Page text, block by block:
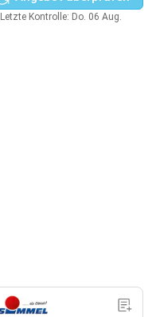
Letzte Kontrolle: Do. 06 Aug.